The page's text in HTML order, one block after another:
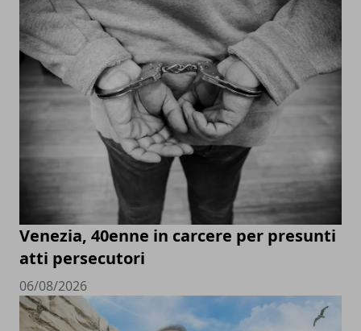
Venezia, 40enne in carcere per presunti
atti persecutori
06/08/2026